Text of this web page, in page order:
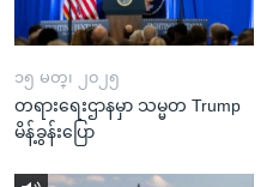
၁၅ မတ္၊ ၂၀၂၅
တရားရေးဌာနမှာ သမ္မတ Trump
မိန့်ခွန်းပြော